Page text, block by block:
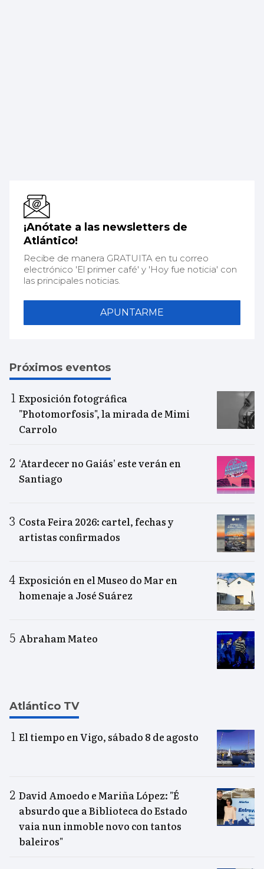
¡Anótate a las newsletters de
Atlántico!
Recibe de manera GRATUITA en tu correo
electrónico 'El primer café' y 'Hoy fue noticia' con
las principales noticias.
APUNTARME
Próximos eventos
Exposición fotográfica
"Photomorfosis", la mirada de Mimi
Carrolo
‘Atardecer no Gaiás’ este verán en
Santiago
Costa Feira 2026: cartel, fechas y
artistas confirmados
Exposición en el Museo do Mar en
homenaje a José Suárez
Abraham Mateo
Atlántico TV
El tiempo en Vigo, sábado 8 de agosto
David Amoedo e Mariña López: "É
absurdo que a Biblioteca do Estado
vaia nun inmoble novo con tantos
baleiros"